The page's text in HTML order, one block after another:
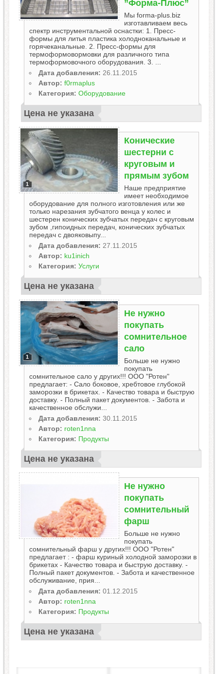
”Форма-Плюс”
Мы forma-plus.biz
изготавливаем весь
спектр инструментальной оснастки: 1. Пресс-
формы для литья пластика холодноканальные и
горячеканальные. 2. Пресс-формы для
термоформовормовки для различного типа
термоформовочного оборудования. 3. ...
Дата добавления: 26.11.2015
Автор: f0rmaplus
Категория: Оборудование
Цена не указана
1
Конические
шестерни с
круговым и
прямым зубом
Наше предприятие
имеет необходимое
оборудование для полного изготовления или же
только нарезания зубчатого венца у колес и
шестерен конических зубчатых передач с круговым
зубом ,гипоидных передач, конических зубчатых
передач с двояковыпу...
Дата добавления: 27.11.2015
Автор: ku1inich
Категория: Услуги
Цена не указана
1
Не нужно
покупать
сомнительное
сало
Больше не нужно
покупать
сомнительное сало у других!!! ООО "Ротен"
предлагает: - Сало боковое, хребтовое глубокой
заморозки в брикетах. - Качество товара и быструю
доставку. - Полный пакет документов. - Забота и
качественное обслужи...
Дата добавления: 30.11.2015
Автор: roten1nna
Категория: Продукты
Цена не указана
Не нужно
покупать
сомнительный
фарш
Больше не нужно
покупать
сомнительный фарш у других!!! ООО "Ротен"
предлагает : - фарш куриный холодной заморозки в
брикетах - Качество товара и быструю доставку. -
Полный пакет документов. - Забота и качественное
обслуживание, прия...
Дата добавления: 01.12.2015
Автор: roten1nna
Категория: Продукты
Цена не указана